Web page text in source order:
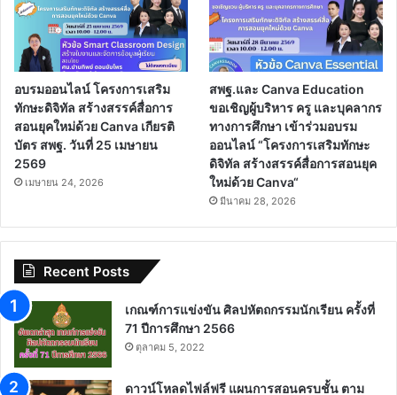
อบรมออนไลน์ โครงการเสริม
ทักษะดิจิทัล สร้างสรรค์สื่อการ
สอนยุคใหม่ด้วย Canva เกียรติ
บัตร สพฐ. วันที่ 25 เมษายน
2569
เมษายน 24, 2026
สพฐ.และ Canva Education
ขอเชิญผู้บริหาร ครู และบุคลากร
ทางการศึกษา เข้าร่วมอบรม
ออนไลน์ “โครงการเสริมทักษะ
ดิจิทัล สร้างสรรค์สื่อการสอนยุค
ใหม่ด้วย Canva“
มีนาคม 28, 2026
Recent Posts
เกณฑ์การแข่งขัน ศิลปหัตถกรรมนักเรียน ครั้งที่
71 ปีการศึกษา 2566
ตุลาคม 5, 2022
ดาวน์โหลดไฟล์ฟรี แผนการสอนครบชั้น ตาม